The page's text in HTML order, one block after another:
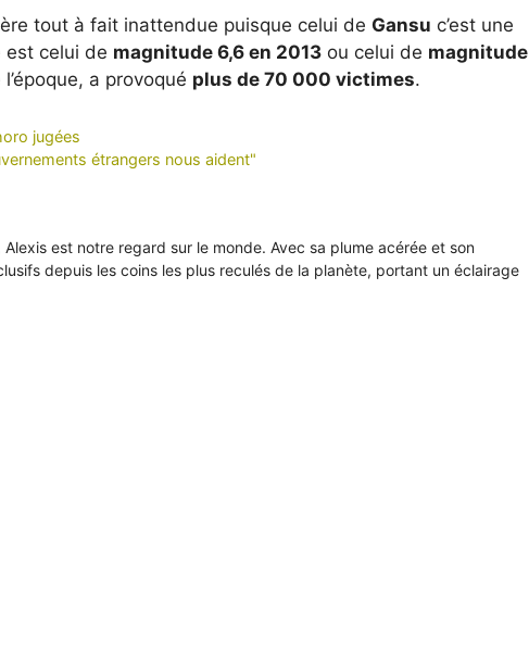
tout à fait inattendue puisque celui de Gansu c’est une
est celui de magnitude 6,6 en 2013 ou celui de magnitude
a provoqué plus de 70 000 victimes.
jugées
étrangers nous aident"
est notre regard sur le monde. Avec sa plume acérée et son
depuis les coins les plus reculés de la planète, portant un éclairage